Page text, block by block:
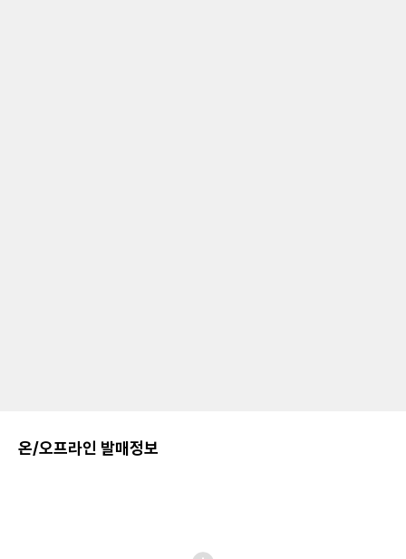
온/오프라인 발매정보